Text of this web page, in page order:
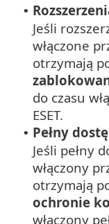
•
Jeśli
włączone
otrzymają
do czasu
ESET.
• Pełny
Jeśli pełny
włączony
otrzymają
ochronie
włączony